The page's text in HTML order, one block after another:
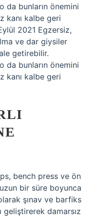
da bunların önemini
kanı kalbe geri
2021 Egzersiz,
ve dar giysiler
getirebilir.
da bunların önemini
kanı kalbe geri
bench press ve ön
uzun bir süre boyunca
şınav ve barfiks
geliştirerek damarsız